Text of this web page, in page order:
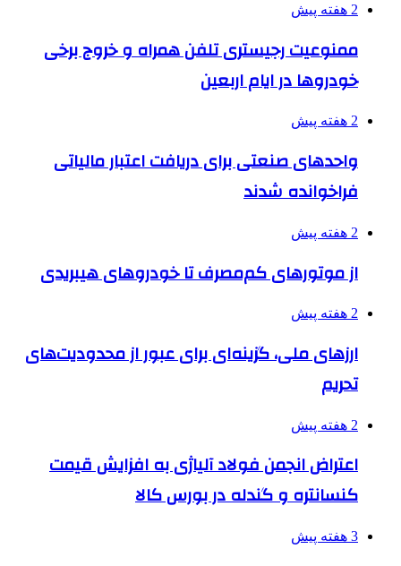
2 هفته پیش
ممنوعیت رجیستری تلفن همراه و خروج برخی
خودروها در ایام اربعین
2 هفته پیش
واحدهای صنعتی برای دریافت اعتبار مالیاتی
فراخوانده شدند
2 هفته پیش
از موتورهای کم‌مصرف تا خودروهای هیبریدی
2 هفته پیش
ارزهای ملی، گزینه‌ای برای عبور از محدودیت‌های
تحریم
2 هفته پیش
اعتراض انجمن فولاد آلیاژی به افزایش قیمت
کنسانتره و گندله در بورس کالا
3 هفته پیش